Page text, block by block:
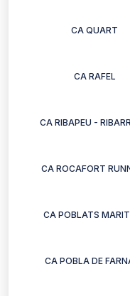
CA QUART
CA RAFEL
CA RIBAPEU -
CA ROCAFORT
CA POBLATS
CA POBLA DE